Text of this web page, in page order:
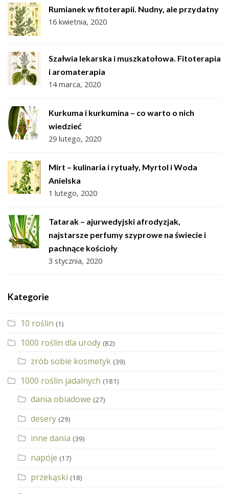
Rumianek w fitoterapii. Nudny, ale przydatny
16 kwietnia, 2020
Szałwia lekarska i muszkatołowa. Fitoterapia
i aromaterapia
14 marca, 2020
Kurkuma i kurkumina – co warto o nich
wiedzieć
29 lutego, 2020
Mirt – kulinaria i rytuały, Myrtol i Woda
Anielska
1 lutego, 2020
Tatarak – ajurwedyjski afrodyzjak,
najstarsze perfumy szyprowe na świecie i
pachnące kościoły
3 stycznia, 2020
Kategorie
10 roślin (1)
1000 roślin dla urody (82)
zrób sobie kosmetyk (39)
1000 roślin jadalnych (181)
dania obiadowe (27)
desery (29)
inne dania (39)
napóje (17)
przekąski (18)